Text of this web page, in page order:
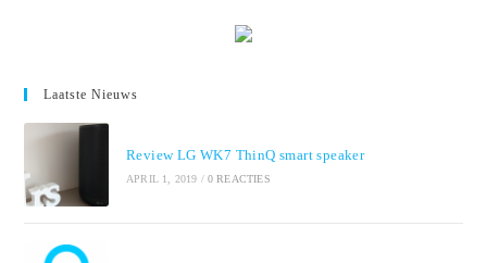
Laatste Nieuws
Review LG WK7 ThinQ smart speaker
APRIL 1, 2019 / 0 REACTIES